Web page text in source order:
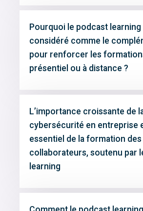
Pourquoi le podcast learning
considéré comme le
pour renforcer les
présentiel ou à distance ?
L’importance croissante de
cybersécurité en entreprise
essentiel de la formation des
collaborateurs, soutenu par
learning